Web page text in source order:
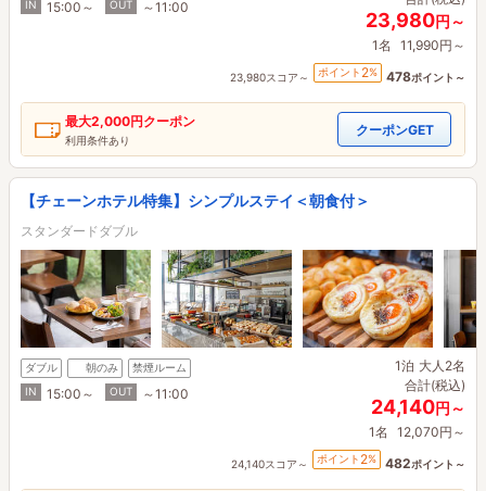
IN 15:00～ OUT ～11:00
23,980円～
1名 11,990円～
23,980スコア～ ポイント 2% 478ポイント～
最大2,000円クーポン
利用条件あり
クーポンGET
【チェーンホテル特集】シンプルステイ＜朝食付＞
スタンダードダブル
ダブル 朝のみ
禁煙ルーム
IN
15:00～ OUT ～11:00
1泊 大人2名
合計(税込)
24,140円～
1名 12,070円～
24,140スコア～ ポイント 2% 482ポイント～